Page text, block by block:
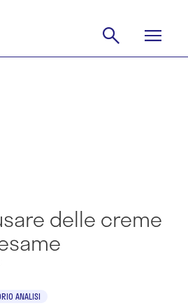
delle creme
ANALISI